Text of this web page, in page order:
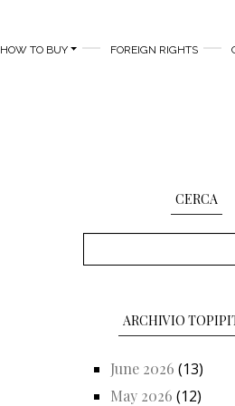
HOW TO BUY FOREIGN RIGHTS
CERCA
ARCHIVIO
June 2026 (13)
May 2026 (12)